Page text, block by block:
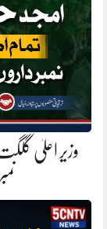
وزیر اعلیٰ